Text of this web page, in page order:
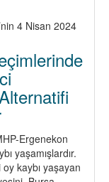
Bijî
1
!
4 Nisan 2024
Ergenekon
yaşamışlardır.
kaybı yaşayan